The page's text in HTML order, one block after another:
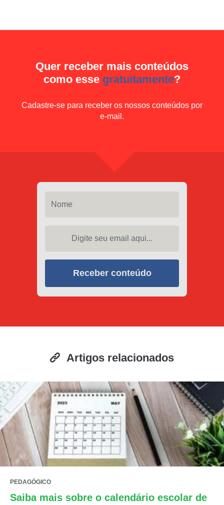
Quer receber mais conteúdos
como esse gratuitamente?
Cadastre-se para receber os nossos conteúdos por
e-mail.
Receber conteúdo
Artigos relacionados
PEDAGÓGICO
Saiba mais sobre o calendário escolar de